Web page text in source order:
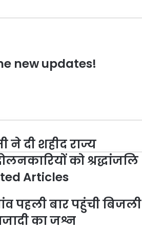
new updates!
ने दी शहीद राज्य
को श्रद्धांजलि
Articles
पहली बार पहुंची बिजली
का जश्न